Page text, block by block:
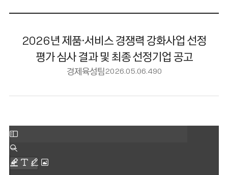
2026년 제품·서비스 경쟁력 강화사업 선정
평가 심사 결과 및 최종 선정기업 공고
경제육성팀2026.05.06.490